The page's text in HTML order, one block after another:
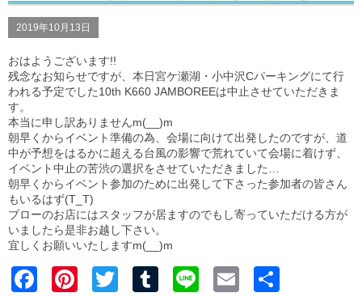
2019年10月13日
おはようございます!!
残念なお知らせですが、本日宮ケ瀬湖・小中沢Cパーキングにて行
われる予定でした10th K660 JAMBOREEは中止させていただきま
す。
本当に申し訳ありませんm(__)m
朝早くからイベント準備の為、会場に向けて出発したのですが、道
中が予想をはるかに超える台風の影響で荒れていて会場に着けず、
イベント中止の苦渋の選択をさせていただきました…
朝早くからイベント参加のために出発して下さった参加者の皆さん
もいるはず(T_T)
ブローのお店にはスタッフが居ますのでもし寄っていただける方が
いましたら是非お越し下さい。
宜しくお願いいたしますm(__)m
Faceb Pinter Twitter Tumblr Line Email